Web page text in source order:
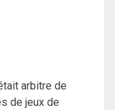
arbitre de
de jeux de